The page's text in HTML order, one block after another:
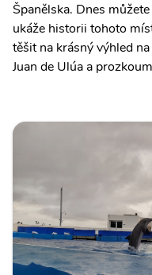
Španělska. Dnes
ukáže historii tohoto
těšit na krásný výhled
Juan de Ulúa a